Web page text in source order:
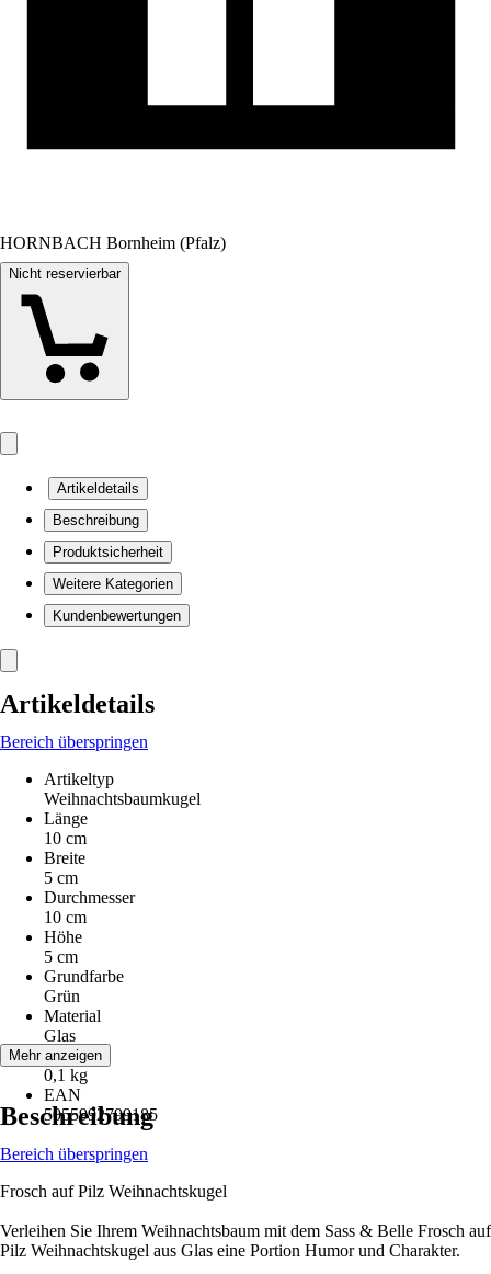
HORNBACH Bornheim (Pfalz)
Nicht reservierbar
Artikeldetails
Beschreibung
Produktsicherheit
Weitere Kategorien
Kundenbewertungen
Artikeldetails
Bereich überspringen
Artikeltyp
Weihnachtsbaumkugel
Länge
10 cm
Breite
5 cm
Durchmesser
10 cm
Höhe
5 cm
Grundfarbe
Grün
Material
Glas
Gewicht
0,1 kg
EAN
5055992799185
Mehr anzeigen
Beschreibung
Bereich überspringen
Frosch auf Pilz Weihnachtskugel
Verleihen Sie Ihrem Weihnachtsbaum mit dem Sass & Belle Frosch auf
Pilz Weihnachtskugel aus Glas eine Portion Humor und Charakter.